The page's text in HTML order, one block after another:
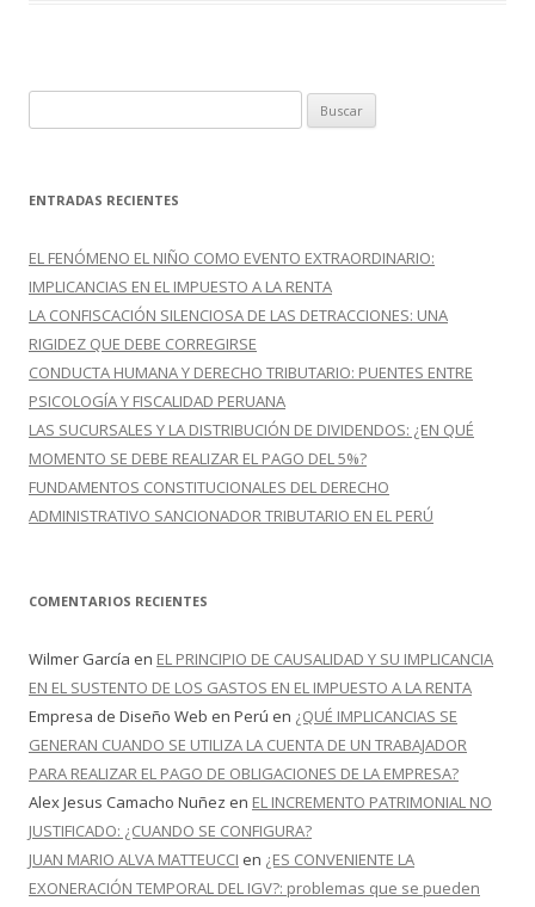
u
c
r
:
ENTRADAS RECIENTES
EL FENÓMENO EL NIÑO COMO EVENTO EXTRAORDINARIO:
IMPLICANCIAS EN EL IMPUESTO A LA RENTA
LA CONFISCACIÓN SILENCIOSA DE LAS DETRACCIONES: UNA
RIGIDEZ QUE DEBE CORREGIRSE
CONDUCTA HUMANA Y DERECHO TRIBUTARIO: PUENTES ENTRE
PSICOLOGÍA Y FISCALIDAD PERUANA
LAS SUCURSALES Y LA DISTRIBUCIÓN DE DIVIDENDOS: ¿EN QUÉ
MOMENTO SE DEBE REALIZAR EL PAGO DEL 5%?
FUNDAMENTOS CONSTITUCIONALES DEL DERECHO
ADMINISTRATIVO SANCIONADOR TRIBUTARIO EN EL PERÚ
COMENTARIOS RECIENTES
Wilmer García en EL PRINCIPIO DE CAUSALIDAD Y SU IMPLICANCIA
EN EL SUSTENTO DE LOS GASTOS EN EL IMPUESTO A LA RENTA
Empresa de Diseño Web en Perú en ¿QUÉ IMPLICANCIAS SE
GENERAN CUANDO SE UTILIZA LA CUENTA DE UN TRABAJADOR
PARA REALIZAR EL PAGO DE OBLIGACIONES DE LA EMPRESA?
Alex Jesus Camacho Nuñez en EL INCREMENTO PATRIMONIAL NO
JUSTIFICADO: ¿CUANDO SE CONFIGURA?
JUAN MARIO ALVA MATTEUCCI en ¿ES CONVENIENTE LA
EXONERACIÓN TEMPORAL DEL IGV?: problemas que se pueden